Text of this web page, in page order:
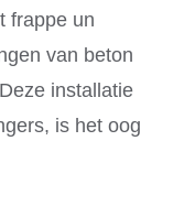
frappe un
van beton
installatie
is het oog